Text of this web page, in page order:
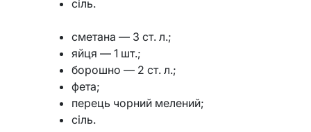
сіль.
сметана — 3 ст. л.;
яйця — 1 шт.;
борошно — 2 ст. л.;
фета;
перець чорний мелений;
сіль.